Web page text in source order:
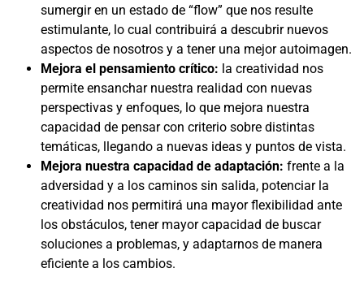
sumergir en un estado de “flow” que nos resulte
estimulante, lo cual contribuirá a descubrir nuevos
aspectos de nosotros y a tener una mejor autoimagen.
Mejora el pensamiento crítico: la creatividad nos
permite ensanchar nuestra realidad con nuevas
perspectivas y enfoques, lo que mejora nuestra
capacidad de pensar con criterio sobre distintas
temáticas, llegando a nuevas ideas y puntos de vista.
Mejora nuestra capacidad de adaptación: frente a la
adversidad y a los caminos sin salida, potenciar la
creatividad nos permitirá una mayor flexibilidad ante
los obstáculos, tener mayor capacidad de buscar
soluciones a problemas, y adaptarnos de manera
eficiente a los cambios.